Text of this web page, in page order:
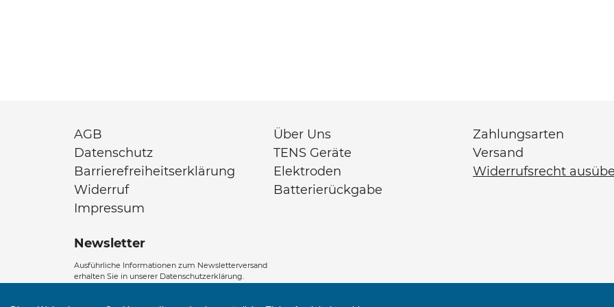
AGB
Datenschutz
Barrierefreiheitserklärung
Widerruf
Impressum
Über Uns
TENS Geräte
Elektroden
Batterierückgabe
Zahlungsarten
Versand
Widerrufsrecht
Newsletter
Ausführliche Informationen zum Newsletterversand
erhalten Sie in unserer Datenschutzerklärung.